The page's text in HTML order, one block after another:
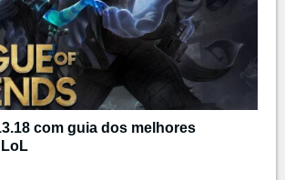
com guia dos melhores